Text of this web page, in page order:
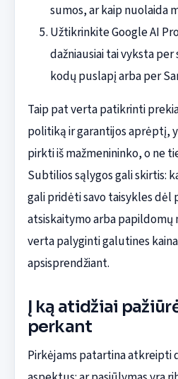
sumos, ar kaip nuolaida
Užtikrinkite Google AI
dažniausiai tai vyksta
kodų puslapį arba per
Taip pat verta patikrinti
politiką ir garantijos aprėptį,
pirkti iš mažmenininko, o ne
Subtilios sąlygos gali skirtis:
gali pridėti savo taisykles dėl
atsiskaitymo arba papildomų
verta palyginti galutines
apsisprendžiant.
Į ką atidžiai
perkant
Pirkėjams patartina atkreipti